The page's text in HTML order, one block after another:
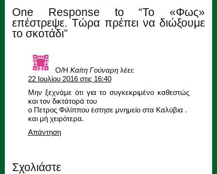
One Response to “Το «Φως»
επέστρεψε. Τώρα πρέπει να διώξουμε
το σκοτάδι”
Ο/Η Καίτη Γούναρη λέει:
22 Ιουλίου 2016 στις 16:40
Μην ξεχνάμε ότι για το συγκεκριμένο καθεστώς
και τον δικτάτορά του
ο Πετρος Φιλίππου έστησε μνημείο στα Καλύβια .
και μή χειρότερα.
Απάντηση
Σχολιάστε